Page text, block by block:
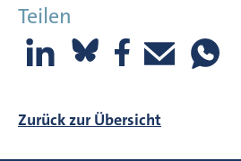
Teilen
Zurück zur Übersicht